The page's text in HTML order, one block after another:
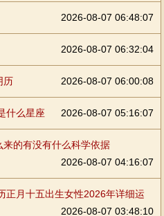
2026-08-07 06:48:07
2026-08-07 06:32:04
历 2026-08-07 06:00:08
什么星座 2026-08-07 05:16:07
的有没有什么科学依据
2026-08-07 04:16:07
正月十五出生女性2026年详细运
2026-08-07 03:48:10